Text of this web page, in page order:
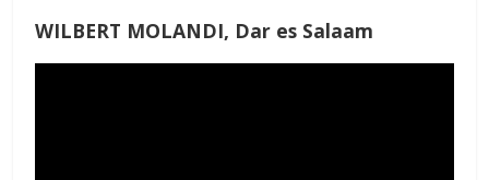
WILBERT MOLANDI, Dar es Salaam